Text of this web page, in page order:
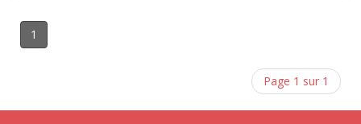
1
Page 1 sur 1